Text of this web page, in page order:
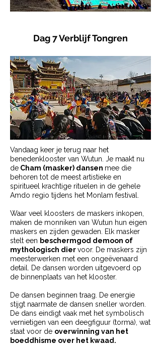
Dag 7 Verblijf Tongren
Vandaag keer je terug naar het
benedenklooster van Wutun. Je maakt nu
de Cham (masker) dansen mee die
behoren tot de meest artistieke en
spiritueel krachtige rituelen in de gehele
Amdo regio tijdens het Monlam festival.
Waar veel kloosters de maskers inkopen,
maken de monniken van Wutun hun eigen
maskers en zijden gewaden. Elk masker
stelt een beschermgod demoon of
mythologisch diervoor. De maskers zijn
meesterwerken met een ongeëvenaard
detail. De dansen worden uitgevoerd op
de binnenplaats van het klooster.
De dansen beginnen traag. De energie
stijgt naarmate de dansen sneller worden.
De dans eindigt vaak met het symbolisch
vernietigen van een deegfiguur (torma), wat
staat voor de overwinning van het
boeddhisme over het kwaad.